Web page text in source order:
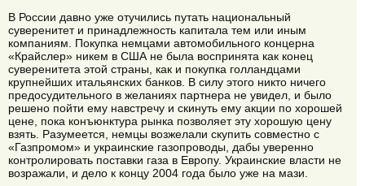
В России давно уже отучились путать национальный
суверенитет и принадлежность капитала тем или иным
компаниям. Покупка немцами автомобильного концерна
«Крайслер» никем в США не была воспринята как конец
суверенитета этой страны, как и покупка голландцами
крупнейших итальянских банков. В силу этого никто ничего
предосудительного в желаниях партнера не увидел, и было
решено пойти ему навстречу и скинуть ему акции по хорошей
цене, пока конъюнктура рынка позволяет эту хорошую цену
взять. Разумеется, немцы возжелали скупить совместно с
«Газпромом» и украинские газопроводы, дабы уверенно
контролировать поставки газа в Европу. Украинские власти не
возражали, и дело к концу 2004 года было уже на мази.